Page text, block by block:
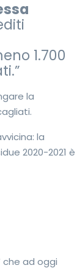
1.700
la
la
2020-2021 è
che ad oggi